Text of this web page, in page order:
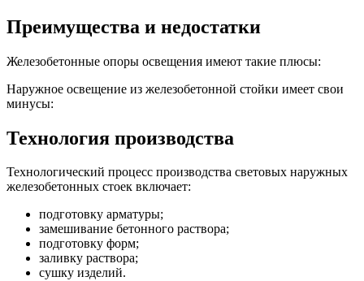
Преимущества и недостатки
Железобетонные опоры освещения имеют такие плюсы:
Наружное освещение из железобетонной стойки имеет свои
минусы:
Технология производства
Технологический процесс производства световых наружных
железобетонных стоек включает:
подготовку арматуры;
замешивание бетонного раствора;
подготовку форм;
заливку раствора;
сушку изделий.